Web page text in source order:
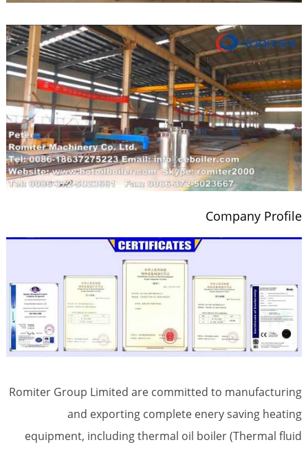
Company Profile
Romiter Group Limited are committed to manufacturing
and exporting complete enery saving heating
equipment, including thermal oil boiler (Thermal fluid